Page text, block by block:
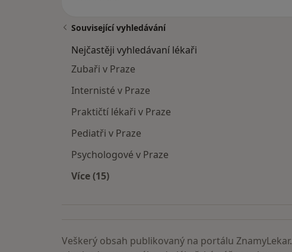
Související vyhledávání
Nejčastěji vyhledávaní lékaři
Zubaři v Praze
Internisté v Praze
Praktičtí lékaři v Praze
Pediatři v Praze
Psychologové v Praze
Více (15)
Veškerý obsah publikovaný na portálu